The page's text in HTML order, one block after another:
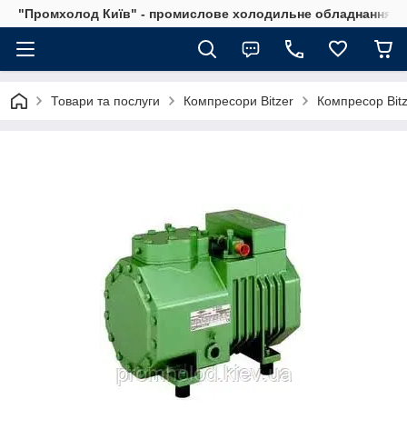
"Промхолод Київ" - промислове холодильне обладнання.
Товари та послуги Компресори Bitzer Компресор